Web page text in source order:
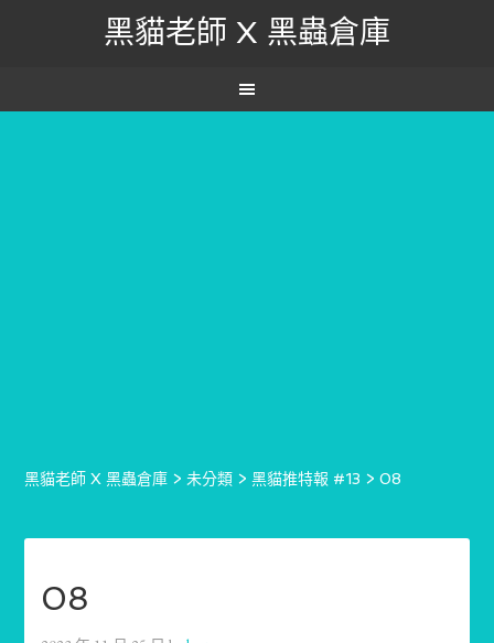
黑貓老師 X 黑蟲倉庫
黑貓老師 X 黑蟲倉庫 >未分類 >黑貓推特報 #13 >08
08